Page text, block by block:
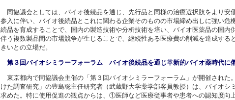
同協議会としては、バイオ後続品を通じ、先行品と同様の治療選択肢をより
参入に伴い、バイオ後続品とこれに関わる企業そのものの市場締め出しに強い
続品を育成することで、国内の製造技術や分析技術を培い、バイオ医薬品の国
伴う複数製品間の市場競争が生じることで、継続性ある医療費の削減を達成す
きいとの立場だ。
第３回バイオシミラーフォーラム バイオ後続品を通じ革新的バイオ薬時代に
東京都内で同協議会主催の「第３回バイオシミラーフォーラム」が開催され
けた調査研究」の豊島聡主任研究者（武蔵野大学薬学部客員教授）は、バイオ
求めた。特に使用促進の観点からは、①医師など医療従事者や患者への認知度